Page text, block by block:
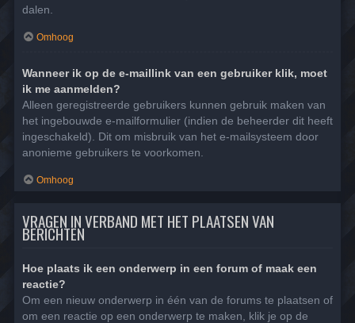
dalen.
Omhoog
Wanneer ik op de e-maillink van een gebruiker klik, moet
ik me aanmelden?
Alleen geregistreerde gebruikers kunnen gebruik maken van
het ingebouwde e-mailformulier (indien de beheerder dit heeft
ingeschakeld). Dit om misbruik van het e-mailsysteem door
anonieme gebruikers te voorkomen.
Omhoog
VRAGEN IN VERBAND MET HET PLAATSEN VAN
BERICHTEN
Hoe plaats ik een onderwerp in een forum of maak een
reactie?
Om een nieuw onderwerp in één van de forums te plaatsen of
om een reactie op een onderwerp te maken, klik je op de